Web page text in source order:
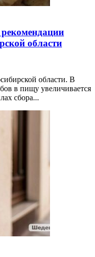
области
области. В
в пищу увеличивается
сбора...